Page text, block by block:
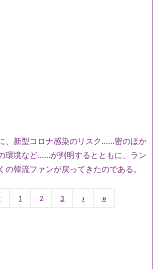
、新型コロナ感染のリスク……密のほか
環境など……が判明するとともに、ラン
の韓流ファンが戻ってきたのである。
1 2 3 › »